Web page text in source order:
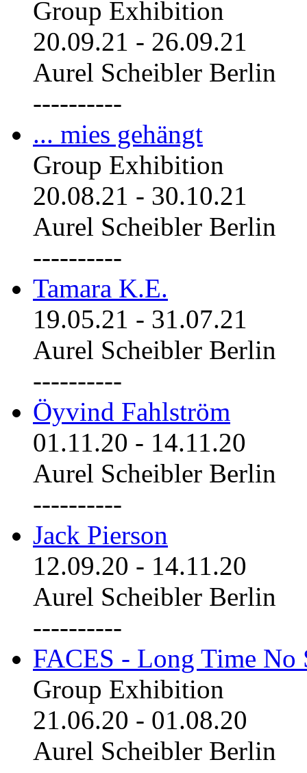
Group Exhibition
20.09.21 - 26.09.21
Aurel Scheibler Berlin
----------
... mies gehängt
Group Exhibition
20.08.21 - 30.10.21
Aurel Scheibler Berlin
----------
Tamara K.E.
19.05.21 - 31.07.21
Aurel Scheibler Berlin
----------
Öyvind Fahlström
01.11.20 - 14.11.20
Aurel Scheibler Berlin
----------
Jack Pierson
12.09.20 - 14.11.20
Aurel Scheibler Berlin
----------
FACES - Long Time No
Group Exhibition
21.06.20 - 01.08.20
Aurel Scheibler Berlin